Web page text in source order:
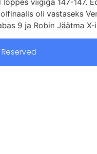
viigiga 147-147.
oli vastaseks
9 ja Robin Jäätma X-